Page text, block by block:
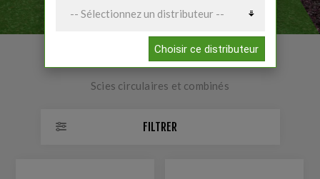
SCIES CIRCULAIRES ET COMBINÉS
Scies circulaires et combinés
FILTRER
Choisir ce distributeur